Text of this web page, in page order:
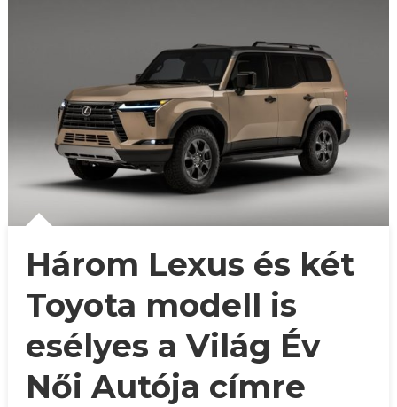
Három Lexus és két
Toyota modell is
esélyes a Világ Év
Női Autója címre